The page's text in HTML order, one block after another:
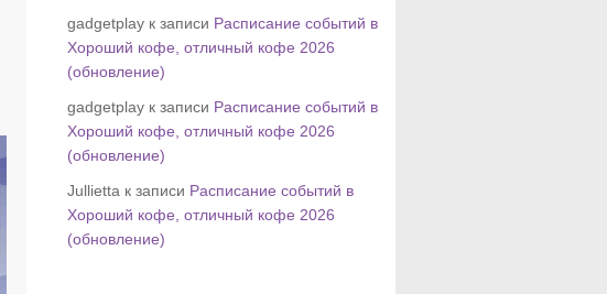
gadgetplay к записи Расписание событий в
Хороший кофе, отличный кофе 2026
(обновление)
gadgetplay к записи Расписание событий в
Хороший кофе, отличный кофе 2026
(обновление)
Jullietta к записи Расписание событий в
Хороший кофе, отличный кофе 2026
(обновление)